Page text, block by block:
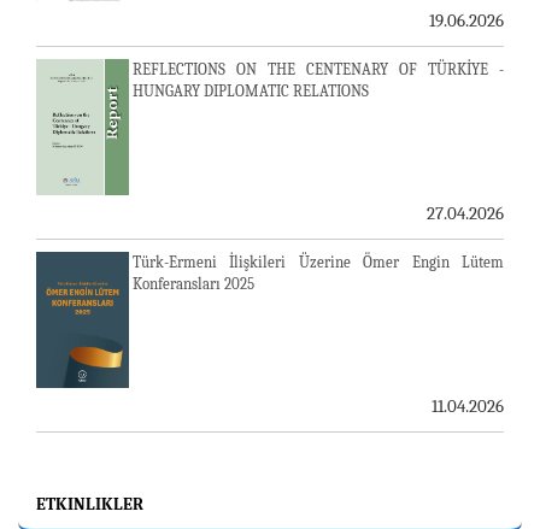
19.06.2026
REFLECTIONS ON THE CENTENARY OF TÜRKİYE -
HUNGARY DIPLOMATIC RELATIONS
27.04.2026
Türk-Ermeni İlişkileri Üzerine Ömer Engin Lütem
Konferansları 2025
11.04.2026
ETKINLIKLER